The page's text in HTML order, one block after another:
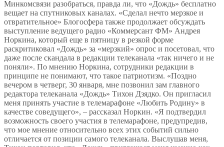
Минкомсвязи разобраться, правда ли, что «Дождь» бесплатно
вещает на спутниковых каналах. «Сделал нечто мерзкое и
отвратительное» Блогосфера также продолжает обсуждать
выступление ведущего радио «Коммерсант ФМ» Андрея
Норкина, который еще в пятницу в резкой форме
раскритиковал «Дождь» за «мерзкий» опрос и посетовал, что
даже после скандала в редакции телеканала «так ничего и не
поняли». По мнению Норкина, сотрудники редакции в
принципе не понимают, что такое патриотизм. «Поздно
вечером в четверг, 30 января, мне позвонил зам главного
редактора телеканала «Дождь» Тихон Дзядко. Он пригласил
меня принять участие в телемарафоне «Любить Родину» в
качестве соведущего», – рассказал Норкин. «Я подтвердил
возможность своего участия в телемарафоне, предупредив,
что мое мнение относительно всех этих событий сильно
отличается от позиции самого телеканала. Выслушав меня,